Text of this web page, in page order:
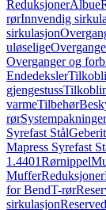
ReduksjonerAlbue
rørInnvendig
sirkulasjon
uløselige
Overganger og
Endedeksler
gjengestuss
varmeTilbehør
rørSystempakninger
Syrefast Stål
Mapress Syrefast
1.4401Rørnippel
MufferReduksjoner
for BendT-rør
sirkulasjon